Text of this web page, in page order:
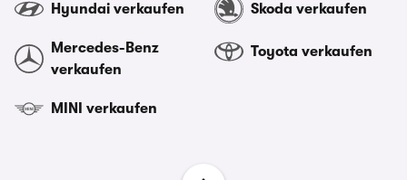
Hyundai verkaufen
Mercedes-Benz
verkaufen
MINI verkaufen
Skoda verkaufen
Toyota verkaufen